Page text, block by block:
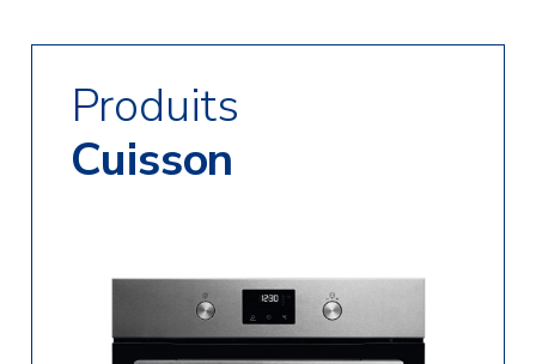
Produits
Cuisson